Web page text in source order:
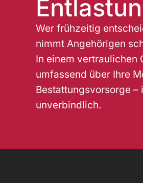
Wer frühzeitig
nimmt Angehörigen
In einem vertraulichen
umfassend über Ihre
Bestattungsvorsorge
unverbindlich.